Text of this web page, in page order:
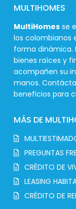
MULTIHOMES
MultiHomes se
los colombianos
forma dinámica.
bienes raíces y
acompañen su
manos.
beneficios para
MÁS DE
PREGUNTAS
CRÉDITO DE
LEASING
CRÉDITO DE